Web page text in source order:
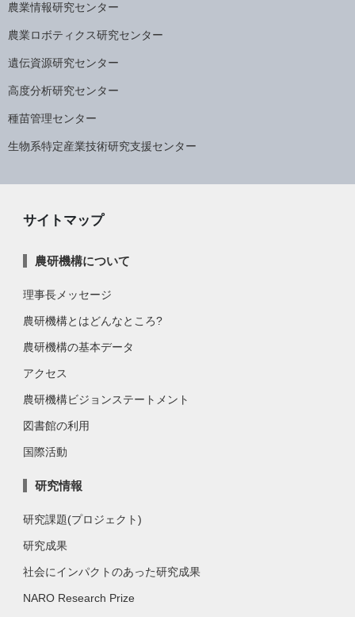
農業情報研究センター
農業ロボティクス研究センター
遺伝資源研究センター
高度分析研究センター
種苗管理センター
生物系特定産業技術研究支援センター
サイトマップ
農研機構について
理事長メッセージ
農研機構とはどんなところ?
農研機構の基本データ
アクセス
農研機構ビジョンステートメント
図書館の利用
国際活動
研究情報
研究課題(プロジェクト)
研究成果
社会にインパクトのあった研究成果
NARO Research Prize